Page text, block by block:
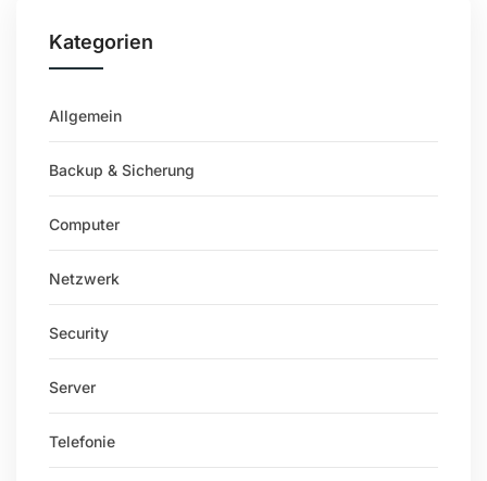
Kategorien
Allgemein
Backup & Sicherung
Computer
Netzwerk
Security
Server
Telefonie